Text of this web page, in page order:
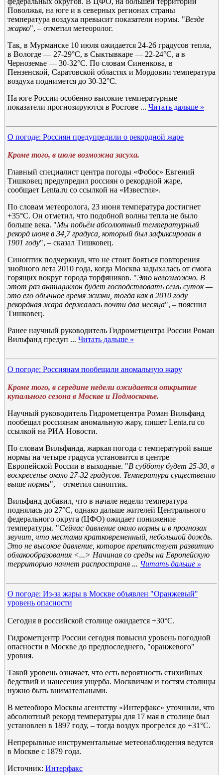
Поволжья, на юге и в северных регионах страны
температура воздуха превысит показатели нормы. "Везде
жарко", – отметил метеоролог.
Так, в Мурманске 10 июля ожидается 24-26 градусов тепла,
в Вологде — 27-29°C, в Сыктывкаре — 22-24°C, а в
Черноземье — 30-32°C. По словам Синенкова, в
Пензенской, Саратовской областях и Мордовии температура
воздуха поднимется до 30-32°C.
На юге России особенно высокие температурные
показатели прогнозируются в Ростове ... Читать дальше »
О погоде: Россиян предупредили о рекордной жаре
Кроме того, в июле возможна засуха.
Главный специалист центра погоды «Фобос» Евгений
Тишковец предупредил россиян о рекордной жаре,
сообщает Lenta.ru со ссылкой на «Известия».
По словам метеоролога, 23 июня температура достигнет
+35°C. Он отметил, что подобной волны тепла не было
больше века. "Мы побьём абсолютный температурный
рекорд июня в 34,7 градуса, который был зафиксирован в
1901 году", – сказал Тишковец.
Синоптик подчеркнул, что не стоит бояться повторения
знойного лета 2010 года, когда Москва задыхалась от смога
горящих вокруг города торфяников. "Это невозможно. В
этот раз антициклон будет господствовать семь суток —
это его обычное время жизни, тогда как в 2010 году
рекордная жара держалась почти два месяца", – пояснил
Тишковец.
Ранее научный руководитель Гидрометцентра России Роман
Вильфанд предуп ... Читать дальше »
О погоде: Россиянам пообещали аномальную жару
Кроме того, в середине недели ожидается открытие
купального сезона в Москве и Подмосковье.
Научный руководитель Гидрометцентра Роман Вильфанд
пообещал россиянам аномальную жару, пишет Lenta.ru со
ссылкой на РИА Новости.
По словам Вильфанда, жаркая погода с температурой выше
нормы на четыре градуса установится в центре
Европейской России в выходные. "В субботу будет 25-30, в
воскресенье около 27-32 градусов. Температура существенно
выше нормы", – отметил синоптик.
Вильфанд добавил, что в начале недели температура
поднялась до 27°C, однако дальше жителей Центрального
федерального округа (ЦФО) ожидает понижение
температуры. "Сейчас давление около нормы и в прогнозах
звучит, что местами кратковременный, небольшой дождь.
Это не высокое давление, которое препятствует развитию
облакообразования <...> Начиная со среды на Европейскую
территорию начнет распространя ... Читать дальше »
О погоде: Из-за жары в Москве объявлен "Оранжевый"
уровень опасности
Сегодня в российской столице ожидается +30°C.
Гидрометцентр России сегодня повысил уровень погодной
опасности в Москве до предпоследнего, "оранжевого"
уровня.
Такой уровень означает, что есть вероятность стихийных
бедствий и нанесения ущерба. Москвичам и гостям столицы
нужно быть внимательными.
В метеобюро Москвы агентству «Интерфакс» уточнили, что
абсолютный рекорд температуры для 17 мая в столице был
установлен в 1897 году, – тогда воздух прогрелся до +31°C.
Непрерывные инструментальные метеонаблюдения ведутся
в Москве с 1879 года.
Источник: Интерфакс